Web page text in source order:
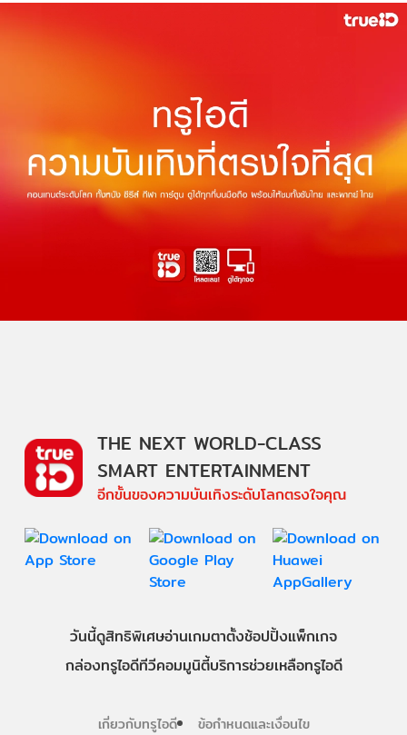
THE NEXT WORLD-CLASS
SMART ENTERTAINMENT
อีกขั้นของความบันเทิงระดับโลกตรงใจคุณ
วันนี้ดูสิทธิพิเศษอ่านเกมตาตั้งช้อปปิ้งแพ็กเกจ
กล่องทรูไอดีทีวีคอมมูนิตี้บริการช่วยเหลือทรูไอดี
เกี่ยวกับทรูไอดี ข้อกำหนดและเงื่อนไข